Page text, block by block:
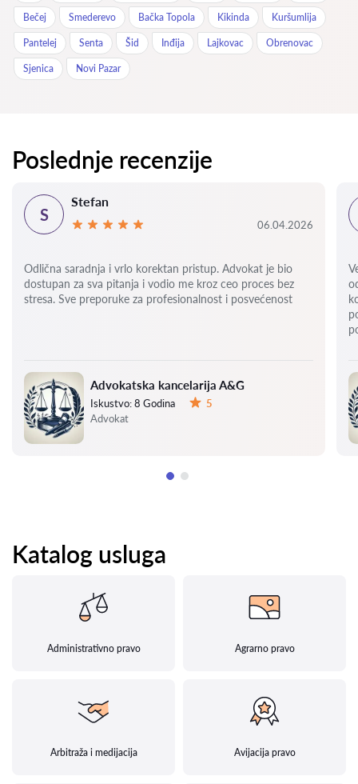
Bečej Smederevo Bačka Topola Kikinda Kuršumlija
Pantelej Senta Šid Inđija Lajkovac Obrenovac
Sjenica Novi Pazar
Poslednje recenzije
Advokatska kancelarija A&G
Iskustvo:8 Godina
5
Advokat
S
Stefan
06.04.2026
Odlična saradnja i vrlo korektan pristup. Advokat je bio
dostupan za sva pitanja i vodio me kroz ceo proces bez
stresa. Sve preporuke za profesionalnost i posvećenost
Katalog usluga
Administrativno pravo Agrarno pravo
Arbitraža i medijacija Avijacija pravo